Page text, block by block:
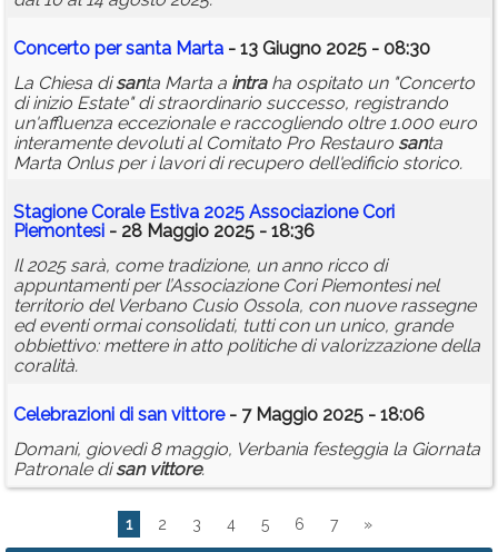
Concerto persanta Marta - 13 Giugno 2025 - 08:30
La Chiesa disanta Marta a intraha ospitato un "Concerto
di inizio Estate" di straordinario successo, registrando
un'affluenza eccezionale e raccogliendo oltre 1.000 euro
interamente devoluti al Comitato Pro Restauro santa
Marta Onlus per i lavori di recupero dell'edificio storico.
Stagione Corale Estiva 2025 Associazione Cori
Piemontesi - 28 Maggio 2025 - 18:36
Il 2025 sarà, come tradizione, un anno ricco di
appuntamenti per l’Associazione Cori Piemontesi nel
territorio del Verbano Cusio Ossola, con nuove rassegne
ed eventi ormai consolidati, tutti con un unico, grande
obbiettivo: mettere in atto politiche di valorizzazione della
coralità.
Celebrazioni di san vittore- 7 Maggio 2025 - 18:06
Domani, giovedì 8 maggio, Verbania festeggia la Giornata
Patronale disan vittore.
1 2 3 4 5 6 7 »